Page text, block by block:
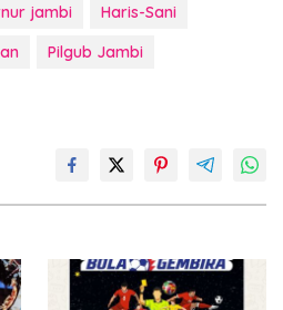
jambi
Haris-Sani
Pilgub Jambi